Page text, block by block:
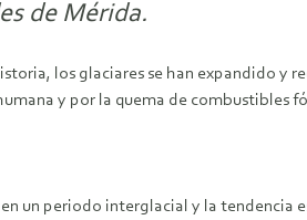
de Mérida.
los glaciares se han expandido y
y por la quema de combustibles
un periodo interglacial y la tendencia